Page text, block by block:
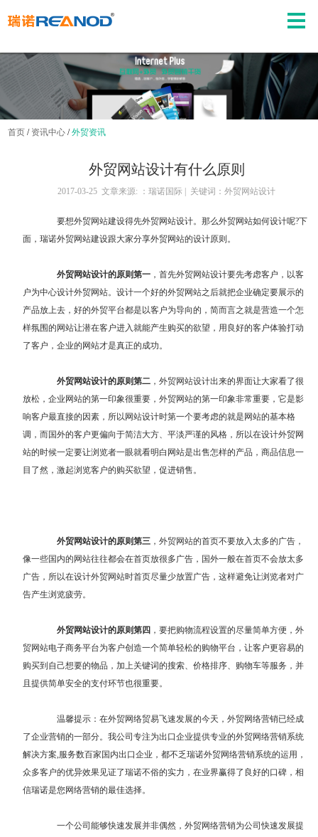
首页 / 资讯中心 /外贸资讯
外贸网站设计有什么原则
2017-03-25 文章来源: ：瑞诺国际 | 关键词：外贸网站设计
要想外贸网站建设得先外贸网站设计。那么外贸网站如何设计呢?下
面，瑞诺外贸网站建设跟大家分享外贸网站的设计原则。
外贸网站设计的原则第一 ，首先外贸网站设计要先考虑客户，以客
户为中心设计外贸网站。设计一个好的外贸网站之后就把企业确定要展示的
产品放上去，好的外贸平台都是以客户为导向的，简而言之就是营造一个怎
样氛围的网站让潜在客户进入就能产生购买的欲望，用良好的客户体验打动
了客户，企业的网站才是真正的成功。
外贸网站设计的原则第二 ，外贸网站设计出来的界面让大家看了很
放松，企业网站的第一印象很重要，外贸网站的第一印象非常重要，它是影
响客户最直接的因素，所以网站设计时第一个要考虑的就是网站的基本格
调，而国外的客户更偏向于简洁大方、平淡严谨的风格，所以在设计外贸网
站的时候一定要让浏览者一眼就看明白网站是出售怎样的产品，商品信息一
目了然，激起浏览客户的购买欲望，促进销售。
外贸网站设计的原则第三 ，外贸网站的首页不要放入太多的广告，
像一些国内的网站往往都会在首页放很多广告，国外一般在首页不会放太多
广告，所以在设计外贸网站时首页尽量少放置广告，这样避免让浏览者对广
告产生浏览疲劳。
外贸网站设计的原则第四 ，要把购物流程设置的尽量简单方便，外
贸网站电子商务平台为客户创造一个简单轻松的购物平台，让客户更容易的
购买到自己想要的物品，加上关键词的搜索、价格排序、购物车等服务，并
且提供简单安全的支付环节也很重要。
温馨提示：在外贸网络贸易飞速发展的今天，外贸网络营销已经成
了企业营销的一部分。我公司专注为出口企业提供专业的外贸网络营销系统
解决方案,服务数百家国内出口企业，都不乏瑞诺外贸网络营销系统的运用，
众多客户的优异效果见证了瑞诺不俗的实力，在业界赢得了良好的口碑，相
信瑞诺是您网络营销的最佳选择。
一个公司能够快速发展并非偶然，外贸网络营销为公司快速发展提